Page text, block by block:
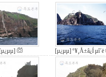
[µ¿µµ] [µ¿µµ] °¥¸Å±â¿Í µî´ë